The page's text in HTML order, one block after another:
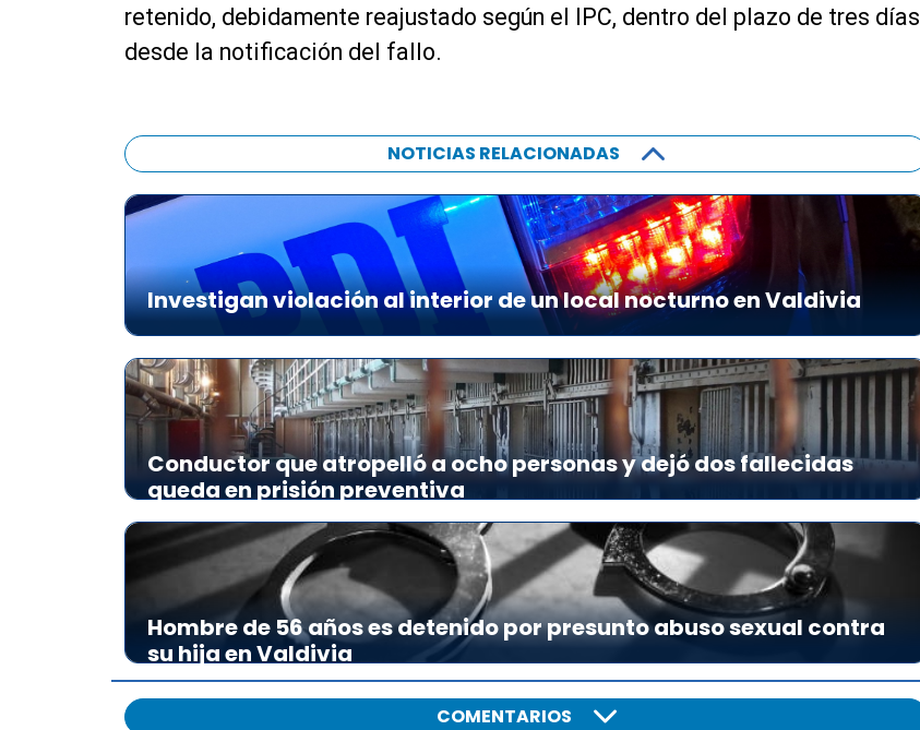
retenido, debidamente reajustado según el IPC, dentro del plazo de tres días
desde la notificación del fallo.
NOTICIAS RELACIONADAS
Investigan violación al interior de un local nocturno en Valdivia
Conductor que atropelló a ocho personas y dejó dos fallecidas
queda en prisión preventiva
Hombre de 56 años es detenido por presunto abuso sexual contra
su hija en Valdivia
COMENTARIOS